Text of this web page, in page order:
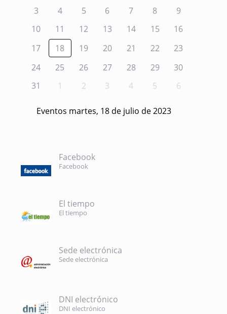
3
4 5 6 7 8
9
10
11 12 13 14 15
16
17
18 19 20 21 22
23
24
25 26 27 28 29
30
31
1 2 3 4 5 6
Eventos martes, 18 de julio de 2023
Facebook
Facebook
El tiempo
El tiempo
Sede electrónica
Sede electrónica
DNI electrónico
DNI electrónico